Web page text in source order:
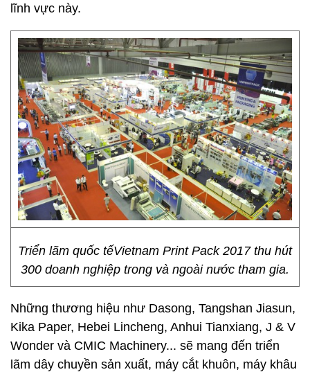
lĩnh vực này.
Triển lãm quốc tếVietnam Print Pack 2017 thu hút
300 doanh nghiệp trong và ngoài nước tham gia.
Những thương hiệu như Dasong, Tangshan Jiasun,
Kika Paper, Hebei Lincheng, Anhui Tianxiang, J & V
Wonder và CMIC Machinery... sẽ mang đến triển
lãm dây chuyền sản xuất, máy cắt khuôn, máy khâu